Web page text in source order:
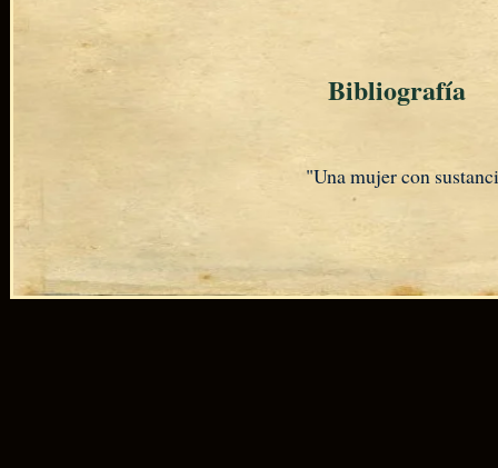
Bibliografía
"Una mujer con